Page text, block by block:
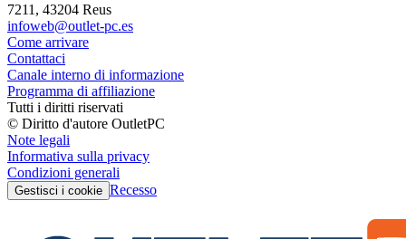
7211, 43204 Reus
infoweb@outlet-pc.es
Come arrivare
Contattaci
Canale interno di informazione
Programma di affiliazione
Tutti i diritti riservati
© Diritto d'autore OutletPC
Note legali
Informativa sulla privacy
Condizioni generali
Gestisci i cookie Recesso